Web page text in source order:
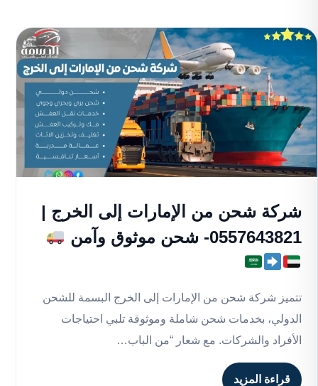
شركة شحن من الإمارات إلى الخرج |
0557643821- شحن موثوق وآمن
تتميز شركة شحن من الإمارات إلى الخرج البسمة للشحن
الدولي، بخدمات شحن شاملة وموثوقة تلبي احتياجات
الأفراد والشركات. مع شعار “من الباب…
قراءة المزيد